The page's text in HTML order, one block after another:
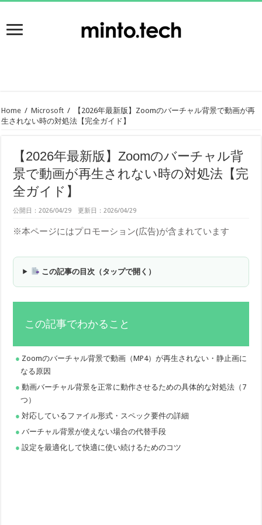
Home / Microsoft /
【2026年最新版】Zoomのバーチャル背景で動画が再
生されない時の対処法【完全ガイド】
【2026年最新版】Zoomのバーチャル背
景で動画が再生されない時の対処法【完
全ガイド】
公開日：2026/04/29 更新日：2026/04/29
※本ページにはプロモーション(広告)が含まれています
この記事の目次（タップで開く）
この記事でわかること
Zoomのバーチャル背景で動画（MP4）が再生されない・静止画に
なる原因
動画バーチャル背景を正常に動作させるための具体的な対処法（7
つ）
対応しているファイル形式・スペック要件の詳細
バーチャル背景が使えない場合の代替手段
設定を最適化して快適に使い続けるためのコツ